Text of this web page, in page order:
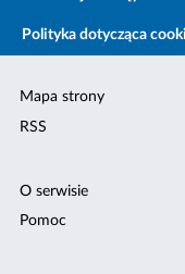
Polityka dotycząca
Mapa strony
RSS
O serwisie
Pomoc